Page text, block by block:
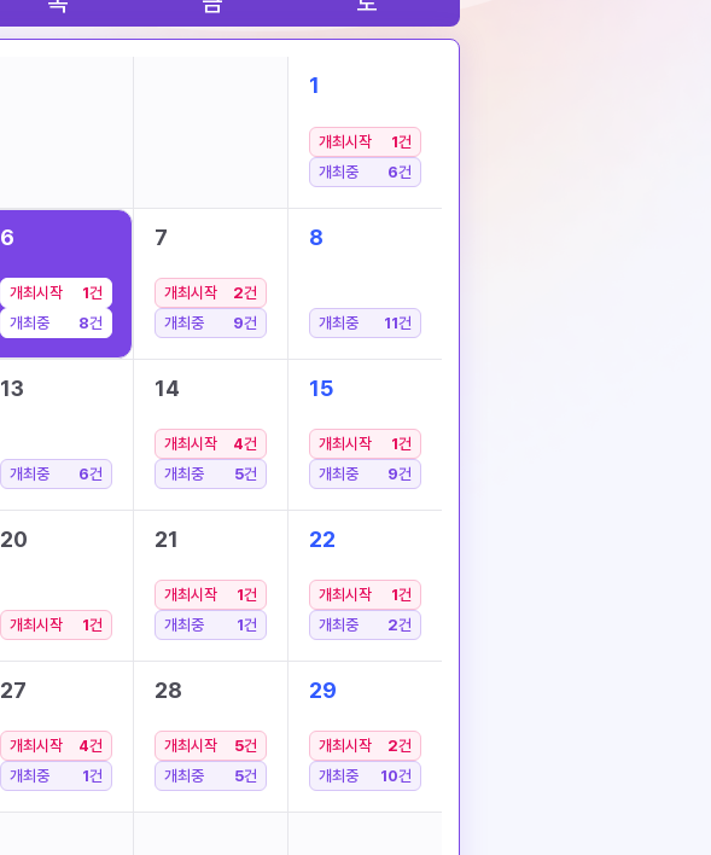
1
개최시작 1건
개최중
6건
6
개최시작 1건
개최중
8건
7
개최시작 2건
개최중
9건
8
개최중 11건
13
개최중 6건
14
개최시작 4건
개최중
5건
15
개최시작 1건
개최중
9건
20
개최시작 1건
21
개최시작 1건
개최중
1건
22
개최시작 1건
개최중
2건
27
개최시작 4건
개최중
1건
28
개최시작 5건
개최중
5건
29
개최시작 2건
개최중
10건